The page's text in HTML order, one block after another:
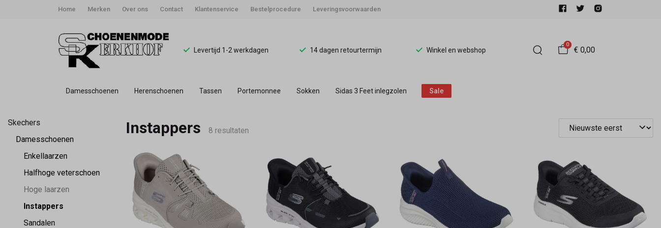
Home Merken Over ons Contact Klantenservice Bestelprocedure Leveringsvoorwaarden
Levertijd 1-2 werkdagen 14 dagen retourtermijn Winkel en webshop
0
€ 0,00
Damesschoenen Herenschoenen Tassen Portemonnee Sokken Sidas 3 Feet inlegzolen Sale
Instappers
Schoenmode
Kerkhof
Skechers
Damesschoenen
Enkellaarzen
Halfhoge veterschoen
Hoge laarzen
Instappers
Sandalen
Instappers 8 resultaten